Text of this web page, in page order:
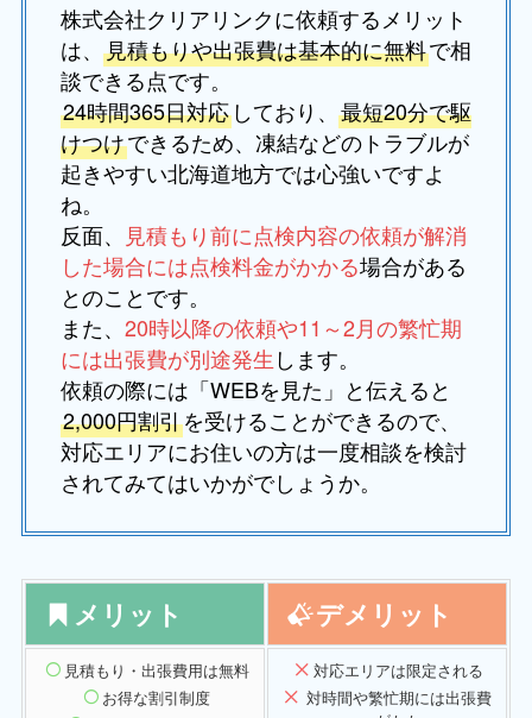
株式会社クリアリンクに依頼するメリット
は、 見積もりや出張費は基本的に無料で相
談できる点です。
24時間365日対応しており、 最短20分で駆
けつけできるため、凍結などのトラブルが
起きやすい北海道地方では心強いですよ
ね。
反面、
見積もり前に点検内容の依頼が解消
した場合には点検料金がかかる場合がある
とのことです。
また、 20時以降の依頼や11～2月の繁忙期
には出張費が別途発生 します。
依頼の際には「WEBを見た」と伝えると
2,000円割引を受けることができるので、
対応エリアにお住いの方は一度相談を検討
されてみてはいかがでしょうか。
メリット デメリット
見積もり・出張費用は無料
お得な割引制度
対応エリアは限定される
対時間や繁忙期には出張費